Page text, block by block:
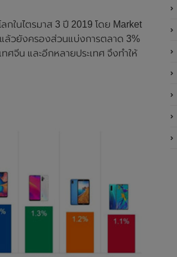
ในไตรมาส 3 ปี 2019 โดย Market
ล้วยังครองส่วนแบ่งการตลาด 3%
ศจีน และอีกหลายประเทศ จึงทำให้